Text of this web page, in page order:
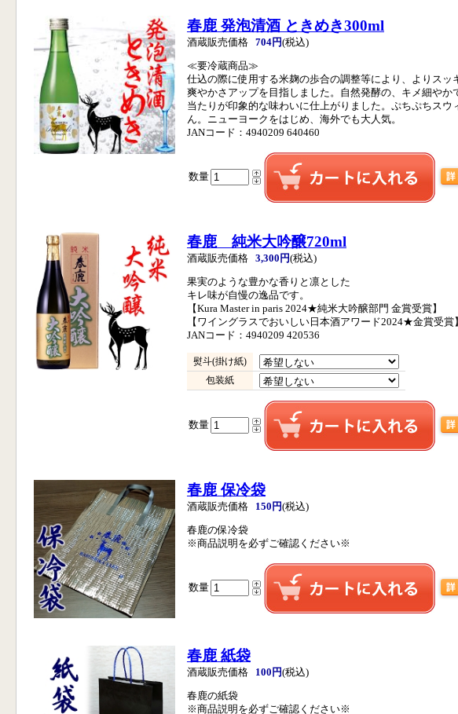
春鹿 発泡清酒 ときめき300ml
酒蔵販売価格 704円(税込)
≪要冷蔵商品≫
仕込の際に使用する米麹の歩合の調整等により、よりスッ
爽やかさアップを目指しました。自然発酵の、キメ細やか
当たりが印象的な味わいに仕上がりました。ぷちぷちスウ
ん。ニューヨークをはじめ、海外でも大人気。
JANコード：4940209 640460
数量
春鹿 純米大吟醸720ml
酒蔵販売価格 3,300円(税込)
果実のような豊かな香りと凛とした
キレ味が自慢の逸品です。
【Kura Master in paris 2024★純米大吟醸部門 金賞受賞】
【ワイングラスでおいしい日本酒アワード2024★金賞受賞】
JANコード：4940209 420536
熨斗(掛け紙)
包装紙
数量
春鹿 保冷袋
酒蔵販売価格 150円(税込)
春鹿の保冷袋
※商品説明を必ずご確認ください※
数量
春鹿 紙袋
酒蔵販売価格 100円(税込)
春鹿の紙袋
※商品説明を必ずご確認ください※